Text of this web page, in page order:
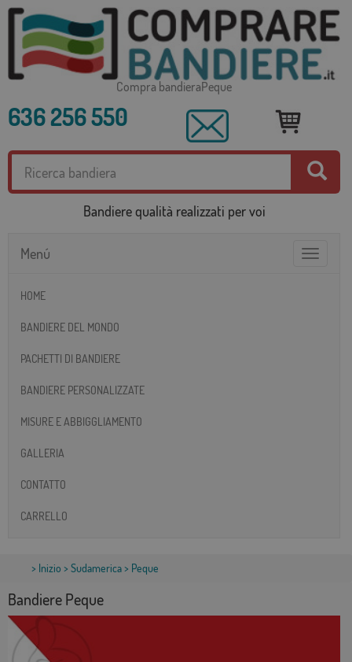
Compra bandieraPeque
636 256 550
Bandiere qualità realizzati per voi
Toggle
Menú
HOME
BANDIERE DEL MONDO
PACHETTI DI BANDIERE
BANDIERE PERSONALIZZATE
MISURE E ABBIGGLIAMENTO
GALLERIA
CONTATTO
CARRELLO
> Inizio > Sudamerica> Peque
Bandiere Peque